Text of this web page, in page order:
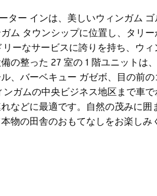
ター インは、美しいウィンガム
ム タウンシップに位置し、タリ
ーなサービスに誇りを持ち、ウ
の整った 27 室の 1 階ユニットは
、バーベキュー ガゼボ、目の前
ンガムの中央ビジネス地区まで車
などに最適です。自然の茂みに
物の田舎のおもてなしをお楽しみ
ム タウンシップに位置し、タリー